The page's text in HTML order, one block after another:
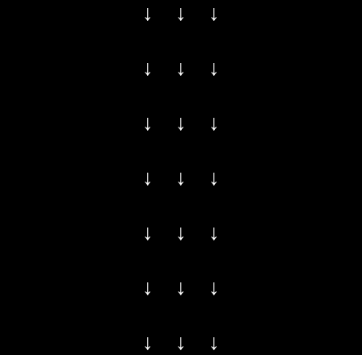
↓ ↓ ↓
↓ ↓ ↓
↓ ↓ ↓
↓ ↓ ↓
↓ ↓ ↓
↓ ↓ ↓
↓ ↓ ↓